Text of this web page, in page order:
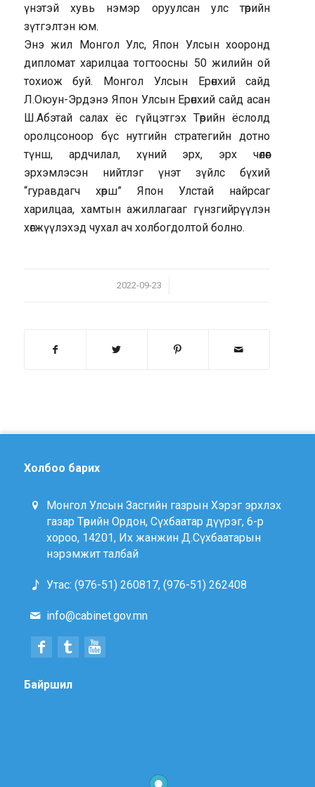
үнэтэй хувь нэмэр оруулсан улс төрийн
зүтгэлтэн юм.
Энэ жил Монгол Улс, Япон Улсын хооронд
дипломат харилцаа тогтоосны 50 жилийн ой
тохиож буй. Монгол Улсын Ерөнхий сайд
Л.Оюун-Эрдэнэ Япон Улсын Ерөнхий сайд асан
Ш.Абэтай салах ёс гүйцэтгэх Төрийн ёслолд
оролцсоноор бүс нутгийн стратегийн дотно
түнш, ардчилал, хүний эрх, эрх чөлөөг
эрхэмлэсэн нийтлэг үнэт зүйлс бүхий
“гуравдагч хөрш” Япон Улстай найрсаг
харилцаа, хамтын ажиллагааг гүнзгийрүүлэн
хөгжүүлэхэд чухал ач холбогдолтой болно.
2022-09-23
/
Холбоо барих
Монгол Улсын Засгийн газрын Хэрэг эрхлэх
газар Төрийн Ордон, Сүхбаатар дүүрэг, 6-р
хороо, 14201, Их жанжин Д.Сүхбаатарын
нэрэмжит талбай
Утас: (976-51) 260817, (976-51) 262408
info@cabinet.gov.mn
Байршил